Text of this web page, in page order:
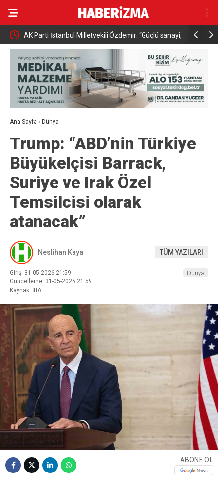
AK Parti İstanbul Milletvekili Özdemir: “Güçlü sanayi,
güçlü Türkiye” kapılarını
Ana Sayfa › Dünya
Trump: “ABD’nin Türkiye
Büyükelçisi Barrack,
Suriye ve Irak Özel
Temsilcisi olarak
atanacak”
Neslihan Kaya TÜM YAZILARI
Giriş: 31-05-2026 21:59
Güncelleme: 31-05-2026 21:59
Kaynak: İHA
Dünya
ABONE OL